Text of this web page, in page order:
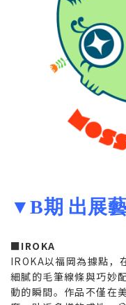
▼B期 出展
■IROKA
IROKA以福岡為據點，
細膩的毛筆線條與巧妙
動的瞬間。作品不僅在